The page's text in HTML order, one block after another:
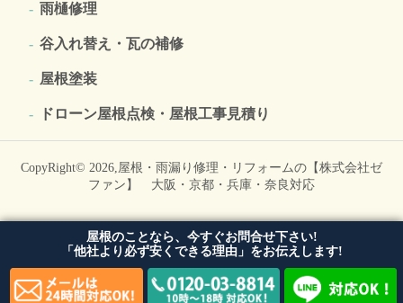
雨樋修理
谷入れ替え・瓦の補修
屋根塗装
ドローン屋根点検・屋根工事見積り
CopyRight© 2026,屋根・雨漏り修理・リフォームの【株式会社ゼ
ファン】 大阪・京都・兵庫・奈良対応
屋根のことなら、今すぐお問合せ下さい!
「他社より必ず安くできる理由」をお伝えします!